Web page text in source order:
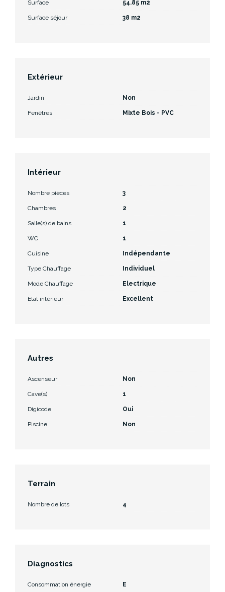
Surface 54.85 m2
Surface séjour 38 m2
Extérieur
Jardin Non
Fenêtres Mixte Bois - PVC
Intérieur
Nombre pièces 3
Chambres 2
Salle(s) de bains 1
WC 1
Cuisine Indépendante
Type Chauffage Individuel
Mode Chauffage Electrique
Etat intérieur Excellent
Autres
Ascenseur Non
Cave(s) 1
Digicode Oui
Piscine Non
Terrain
Nombre de lots 4
Diagnostics
Consommation énergie
E